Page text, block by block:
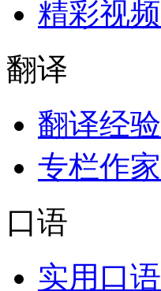
精彩视频
翻译
翻译经验
专栏作家
口语
实用口语